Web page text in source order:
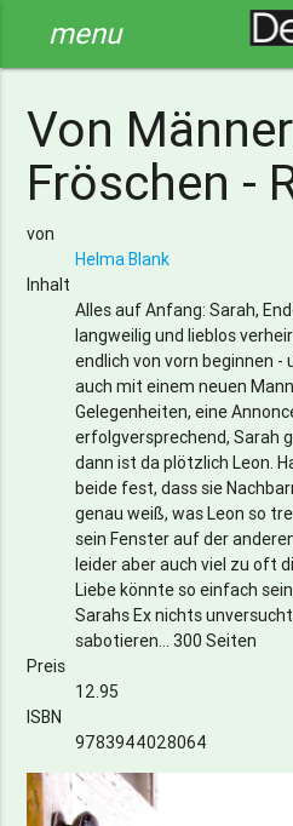
menu
Von
Fröschen -
von
Helma Blank
Inhalt
Alles auf Anfang: Sarah,
langweilig und lieblos
endlich von vorn beginnen
auch mit einem neuen
Gelegenheiten, eine
erfolgversprechend, Sarah
dann ist da plötzlich Leon.
beide fest, dass sie
genau weiß, was Leon so
sein Fenster auf der
leider aber auch viel zu oft
Liebe könnte so einfach
Sarahs Ex nichts
sabotieren... 300 Seiten
Preis
12.95
ISBN
9783944028064